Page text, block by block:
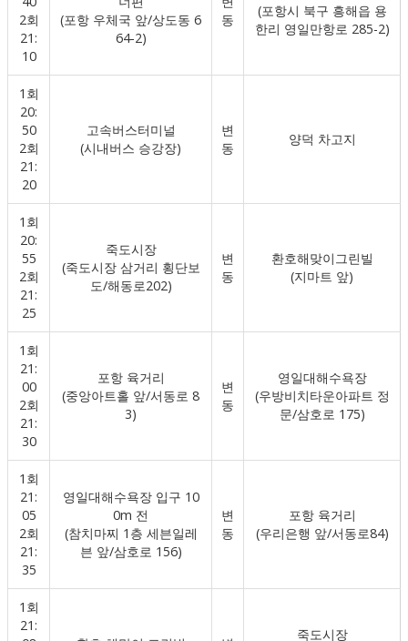
2회
21:
10
(포항 우체국 앞/상도동 6
64-2)
동
(포항시 북구 흥해읍 용
한리 영일만항로 285-2)
1회
20:
50
2회
21:
20
고속버스터미널
(시내버스 승강장)
변
동
양덕 차고지
1회
20:
55
2회
21:
25
죽도시장
(죽도시장 삼거리 횡단보
도/해동로202)
변
동
환호해맞이그린빌
(지마트 앞)
1회
21:
00
2회
21:
30
포항 육거리
(중앙아트홀 앞/서동로 8
3)
변
동
영일대해수욕장
(우방비치타운아파트 정
문/삼호로 175)
1회
21:
05
2회
21:
35
영일대해수욕장 입구 10
0m 전
(참치마찌 1층 세븐일레
븐 앞/삼호로 156)
변
동
포항 육거리
(우리은행 앞/서동로84)
1회
21:
죽도시장